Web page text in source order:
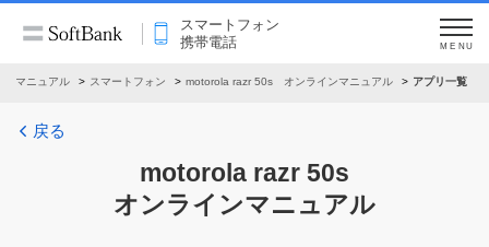
スマートフォン
携帯電話
MENU
ンマニュアル スマートフォン motorola razr 50s オンラインマニュアル アプリ一覧
戻る
motorola razr 50s
オンラインマニュアル